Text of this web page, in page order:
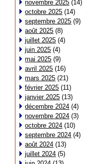
novembre 2025 (14)
octobre 2025 (14)
septembre 2025 (9)
août 2025 (8)
juillet 2025 (4)
juin 2025 (4)
mai 2025 (9)
avril 2025 (16)
mars 2025 (21)
février 2025 (11)
janvier 2025 (13)
décembre 2024 (4)
novembre 2024 (3)
octobre 2024 (10)
septembre 2024 (4)
août 2024 (13)
juillet 2024 (5)